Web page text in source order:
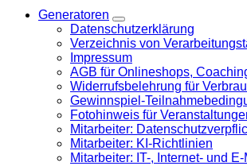
Generatoren
Datenschutzerklärung
Verzeichnis von
Impressum
AGB für Onlineshops,
Widerrufsbelehrung für
Gewinnspiel-
Fotohinweis für
Mitarbeiter:
Mitarbeiter: KI-Richtlinien
Mitarbeiter: IT-, Internet- und